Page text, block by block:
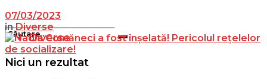
Nici un rezultat
Diverse
07/03/2023
in Diverse